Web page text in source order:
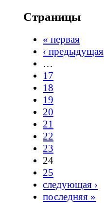
Страницы
« первая
‹ предыдущая
…
17
18
19
20
21
22
23
24
25
следующая ›
последняя »